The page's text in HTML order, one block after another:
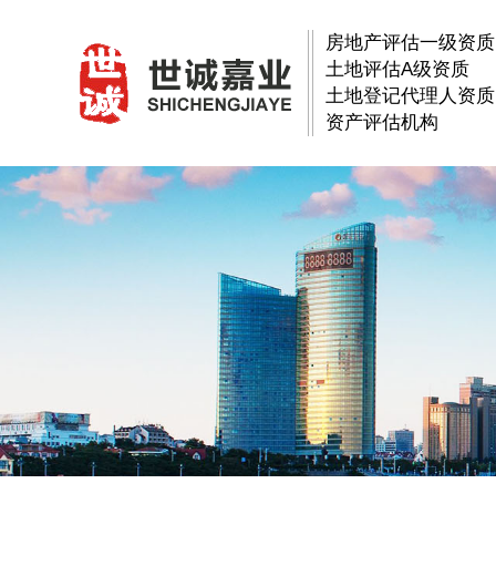
房地产评估一级资质
土地评估A级资质
土地登记代理人资质
资产评估机构